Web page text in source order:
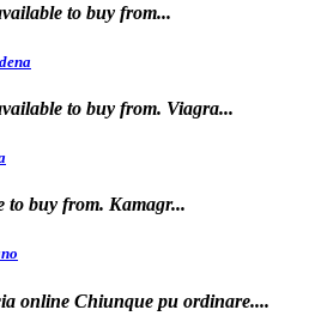
to buy from...
to buy from. Viagra...
to buy from. Kamagr...
online Chiunque pu ordinare....